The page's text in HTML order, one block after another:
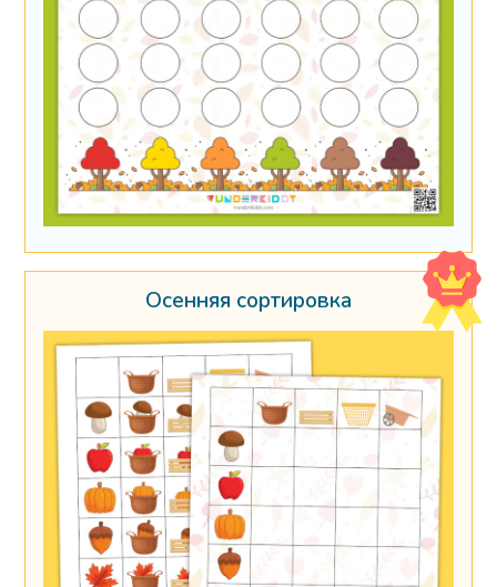
Осенняя сортировка